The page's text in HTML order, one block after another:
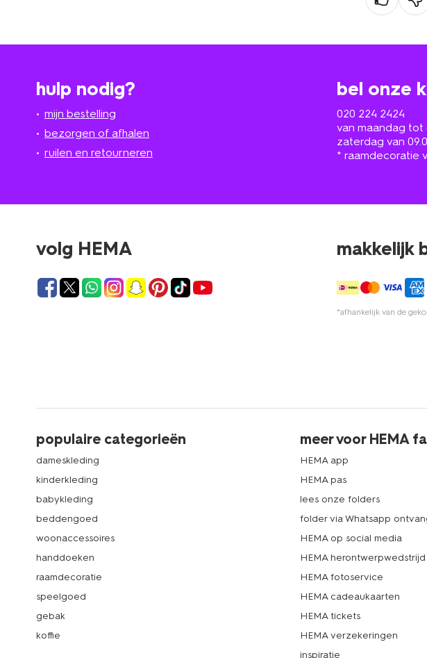
hulp nodig?
mijn bestelling
bezorgen of afhalen
ruilen en retourneren
bel onze
020 224 2424
van maandag tot
zaterdag van
* raamdecoratie
volg HEMA makkelijk
*afhankelijk van de
populaire categorieën
dameskleding
kinderkleding
babykleding
beddengoed
woonaccessoires
handdoeken
raamdecoratie
speelgoed
gebak
koffie
meer voor HEMA
HEMA app
HEMA pas
lees onze folders
folder via Whatsapp
HEMA op social media
HEMA herontwerpwedstrijd
HEMA fotoservice
HEMA cadeaukaarten
HEMA tickets
HEMA verzekeringen
inspiratie